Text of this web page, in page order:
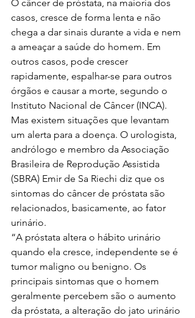
O câncer de próstata, na maioria dos
casos, cresce de forma lenta e não
chega a dar sinais durante a vida e nem
a ameaçar a saúde do homem. Em
outros casos, pode crescer
rapidamente, espalhar-se para outros
órgãos e causar a morte, segundo o
Instituto Nacional de Câncer (INCA).
Mas existem situações que levantam
um alerta para a doença. O urologista,
andrólogo e membro da Associação
Brasileira de Reprodução Assistida
(SBRA) Emir de Sa Riechi diz que os
sintomas do câncer de próstata são
relacionados, basicamente, ao fator
urinário.
“A próstata altera o hábito urinário
quando ela cresce, independente se é
tumor maligno ou benigno. Os
principais sintomas que o homem
geralmente percebem são o aumento
da próstata, a alteração do jato urinário